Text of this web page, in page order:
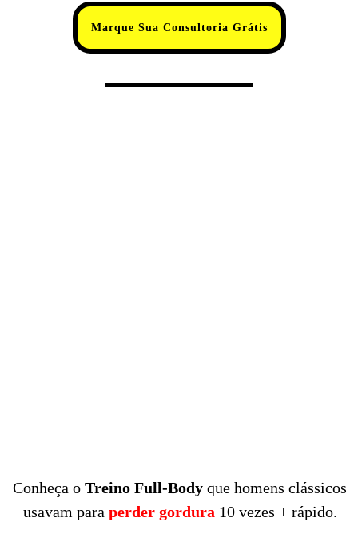
Marque Sua Consultoria Grátis
Conheça o Treino Full-Body que homens clássicos
usavam para perder gordura 10 vezes + rápido.